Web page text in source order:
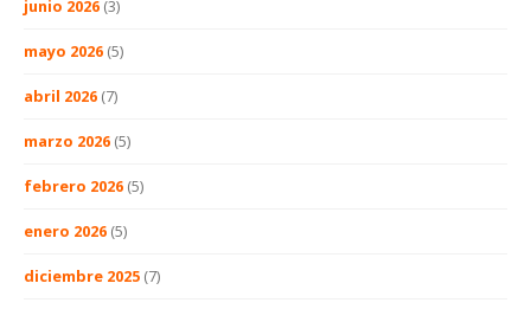
junio 2026 (3)
mayo 2026 (5)
abril 2026 (7)
marzo 2026 (5)
febrero 2026 (5)
enero 2026 (5)
diciembre 2025 (7)